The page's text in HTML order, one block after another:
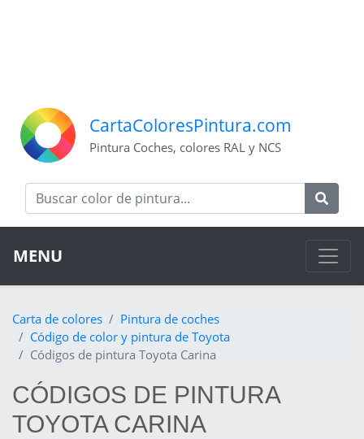
CartaColoresPintura.com
Pintura Coches, colores RAL y NCS
MENU
Carta de colores
Pintura de coches
Código de color y pintura de Toyota
Códigos de pintura Toyota Carina
CÓDIGOS DE PINTURA
TOYOTA CARINA